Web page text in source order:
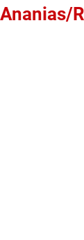
Ananias/